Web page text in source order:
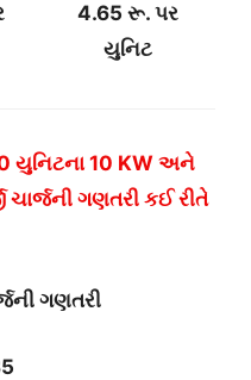
4.65 રૂ. પર
યુનિટ
યુનિટના 10 KW અને
ગણતરી કઈ રીતે
ગણતરી